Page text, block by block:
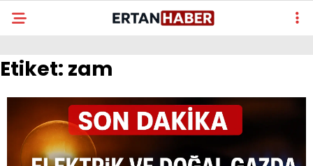
Etiket: zam